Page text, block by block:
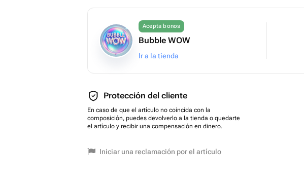
Acepta bonos
Bubble WOW
Ir a la tienda
Protección del cliente
En caso de que el artículo no coincida con la
composición, puedes devolverlo a la tienda o quedarte
el artículo y recibir una compensación en dinero.
Iniciar una reclamación por el artículo